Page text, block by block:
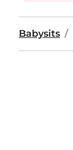
Babysits